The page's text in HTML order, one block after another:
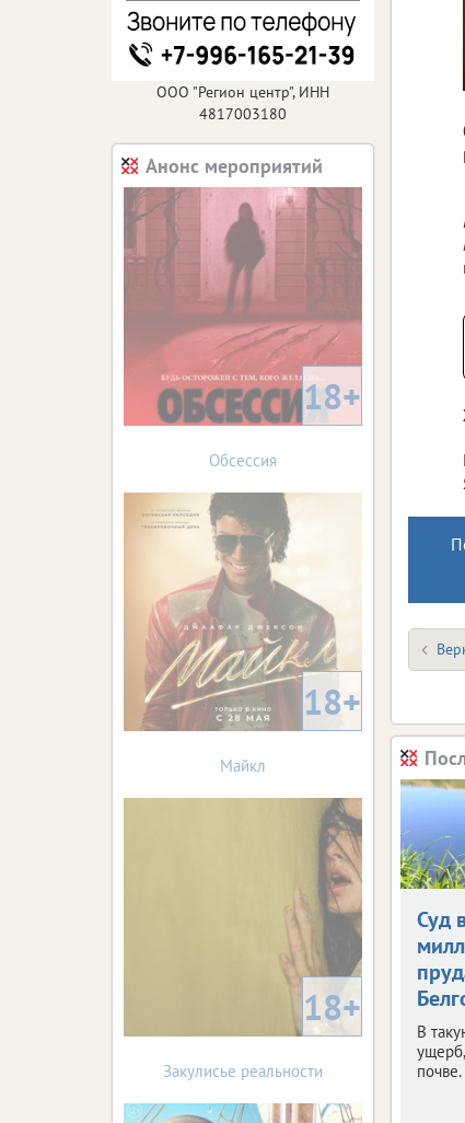
Суд
В
почве.
ООО "Регион центр", ИНН
4817003180
Анонс мероприятий
18+
Обсессия
18+
Майкл
18+
Закулисье реальности